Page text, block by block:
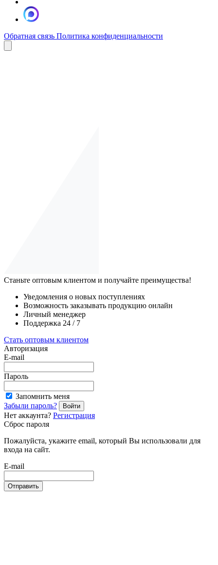
Обратная связь Политика конфиденциальности
Станьте оптовым клиентом и получайте преимущества!
Уведомления о новых поступлениях
Возможность заказывать продукцию онлайн
Личный менеджер
Поддержка 24 / 7
Стать оптовым клиентом
Авторизация
E-mail
Пароль
Запомнить меня
Забыли пароль?
Войти
Нет аккаунта? Регистрация
Сброс пароля
Пожалуйста, укажите email, который Вы использовали для
входа на сайт.
E-mail
Отправить